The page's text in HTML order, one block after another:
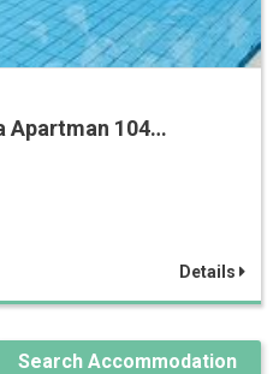
Apartman 104…
Details
Search Accommodation